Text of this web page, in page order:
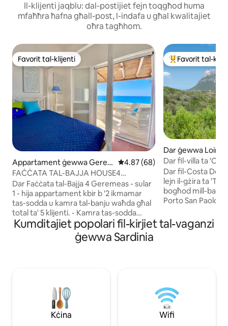
Il-klijenti jaqblu: dal-postijiet fejn toqgħod huma
mfaħħra ħafna għall-post, l-indafa u għal kwalitajiet
oħra tagħhom.
Favorit tal-klijenti
Favorit tal-klijenti
Appartament ġewwa Gere
meas
Rating medju ta' 4.87 minn 5,
4.87 (68)
FAĊĊATA TAL-BAJJA HOUSE4
GEREMEAS SARDEGNA-2BEDR-
1STFLOOR
Dar Faċċata tal-Bajja 4 Geremeas - sular
1 - hija appartament kbir b '2 ikmamar
tas-sodda u kamra tal-banju waħda għal
total ta' 5 klijenti. - Kamra tas-sodda
doppja "queen" tinsab quddiem it-
terrazzin faċċata tal-bajja, b 'veduta
spettakolari tal-baħar ta' Geremeas u l-
mgħammra tajjeb, u għandha t-
terrazzin tagħha fuq il-bajja - Hemm
ukoll kamra tal-ħajja waħda sabiħa -
LOKALIZZAT f 'MADWAR 40 KM MILL-
Wieħed mill-
Favorit tal-
Dar ġewwa Loiri
Dar fil-villa ta
Tavolara
Dar fil-Costa
lejn il-gżira ta
bogħod mill-
Porto San Paolo u
eċċellenti u joffri
doppji b' armarju
ġewwa l-propjetà
Wi-Fi f '50 Mbps.
Kumditajiet popolari fil-kirjiet tal-vaganzi
ġewwa Sardinia
Kċina Wifi